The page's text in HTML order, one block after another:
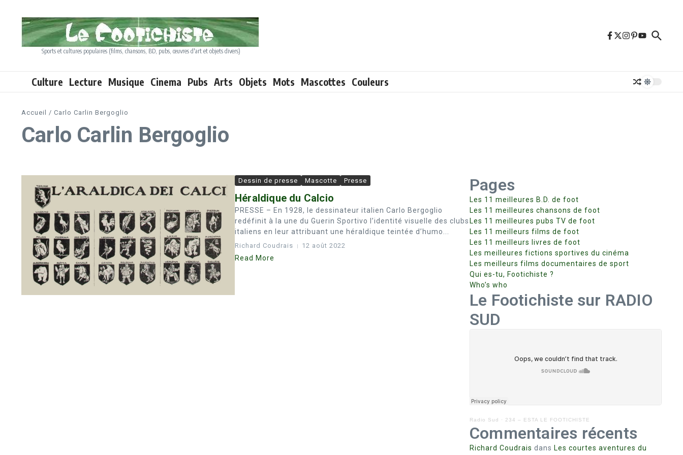
Sports et cultures populaires (films, chansons, BD, pubs, œuvres d'art et objets divers)
Culture Lecture Musique Cinema Pubs Arts Objets Mots Mascottes Couleurs
Accueil / Carlo Carlin Bergoglio
Carlo Carlin Bergoglio
Dessin de presse Mascotte Presse
Héraldique du Calcio
PRESSE – En 1928, le dessinateur italien Carlo Bergoglio
redéfinit à la une du Guerin Sportivo l’identité visuelle des clubs
italiens en leur attribuant une héraldique teintée d’humo...
Richard Coudrais 12 août 2022
Read More
Pages
Les 11 meilleures B.D. de foot
Les 11 meilleures chansons de foot
Les 11 meilleures pubs TV de foot
Les 11 meilleurs films de foot
Les 11 meilleurs livres de foot
Les meilleures fictions sportives du cinéma
Les meilleurs films documentaires de sport
Qui es-tu, Footichiste ?
Who’s who
Le Footichiste sur RADIO
SUD
Radio Sud · 234 – ESTA LE FOOTICHISTE
Commentaires récents
Richard Coudrais dans Les courtes aventures du